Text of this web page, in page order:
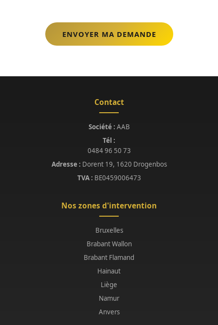
Contact
Société : AAB
Tél :
0484 96 50 73
Adresse : Dorent 19, 1620 Drogenbos
TVA : BE0459006473
Nos zones d'intervention
Bruxelles
Brabant Wallon
Brabant Flamand
Hainaut
Liège
Namur
Anvers